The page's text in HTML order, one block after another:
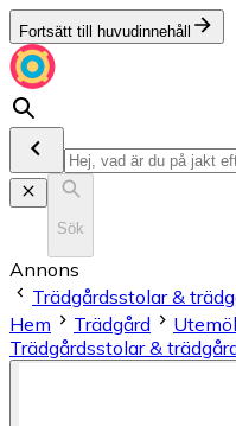
Fortsätt till huvudinnehåll
Sök
Annons
Trädgårdsstolar &
Hem
Trädgård
Trädgårdsstolar &